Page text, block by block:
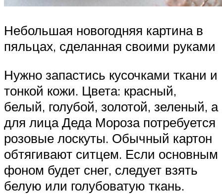
Небольшая новогодняя картина в
пяльцах, сделанная своими руками
Нужно запастись кусочками ткани и
тонкой кожи. Цвета: красный,
белый, голубой, золотой, зеленый, а
для лица Деда Мороза потребуется
розовые лоскуты. Обычный картон
обтягивают ситцем. Если основным
фоном будет снег, следует взять
белую или голубоватую ткань.